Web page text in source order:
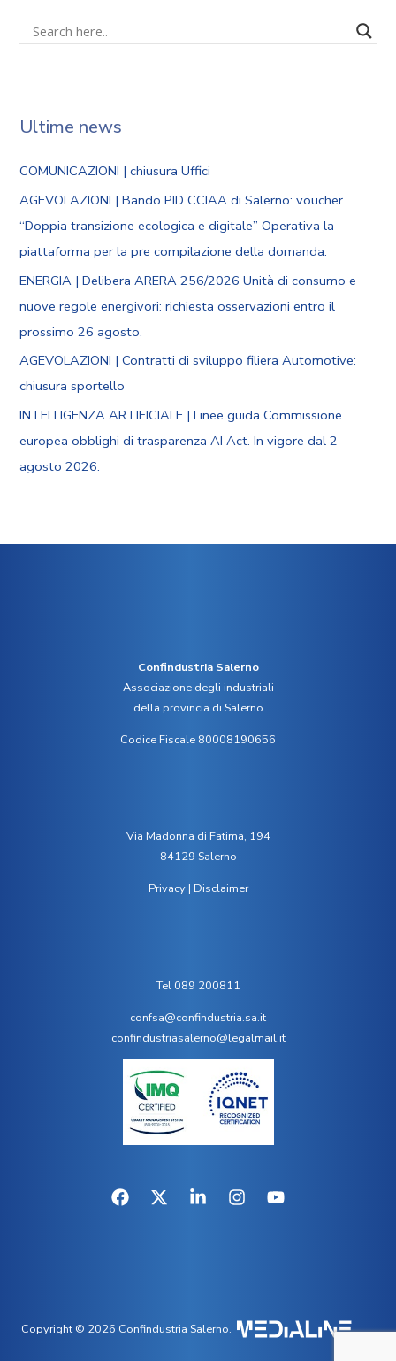
Ultime news
COMUNICAZIONI | chiusura Uffici
AGEVOLAZIONI | Bando PID CCIAA di Salerno: voucher
“Doppia transizione ecologica e digitale” Operativa la
piattaforma per la pre compilazione della domanda.
ENERGIA | Delibera ARERA 256/2026 Unità di consumo e
nuove regole energivori: richiesta osservazioni entro il
prossimo 26 agosto.
AGEVOLAZIONI | Contratti di sviluppo filiera Automotive:
chiusura sportello
INTELLIGENZA ARTIFICIALE | Linee guida Commissione
europea obblighi di trasparenza AI Act. In vigore dal 2
agosto 2026.
Confindustria Salerno
Associazione degli industriali
della provincia di Salerno
Codice Fiscale 80008190656
Via Madonna di Fatima, 194
84129 Salerno
Privacy| Disclaimer
Tel 089 200811
confsa@confindustria.sa.it
confindustriasalerno@legalmail.it
Copyright © 2026 Confindustria Salerno.